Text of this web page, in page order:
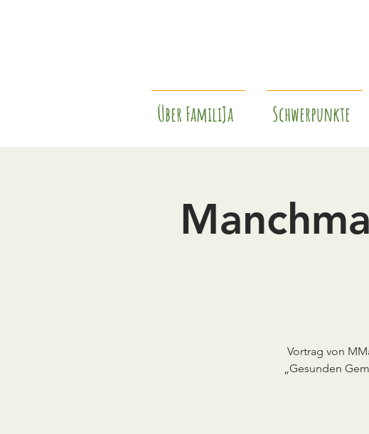
Über FamiliJa Schwerpunkte
Vortrag von
„Gesunden